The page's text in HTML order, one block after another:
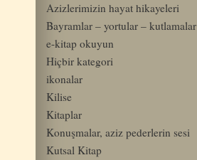
Azizlerimizin hayat hikayeleri
Bayramlar – yortular – kutlamalar
e-kitap okuyun
Hiçbir kategori
ikonalar
Kilise
Kitaplar
Konuşmalar, aziz pederlerin sesi
Kutsal Kitap